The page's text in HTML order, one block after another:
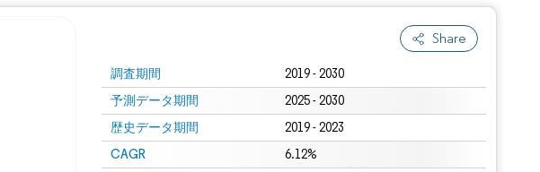
Share
調査期間 2019 - 2030
予測データ期間 2025 - 2030
歴史データ期間 2019 - 2023
CAGR 6.12%